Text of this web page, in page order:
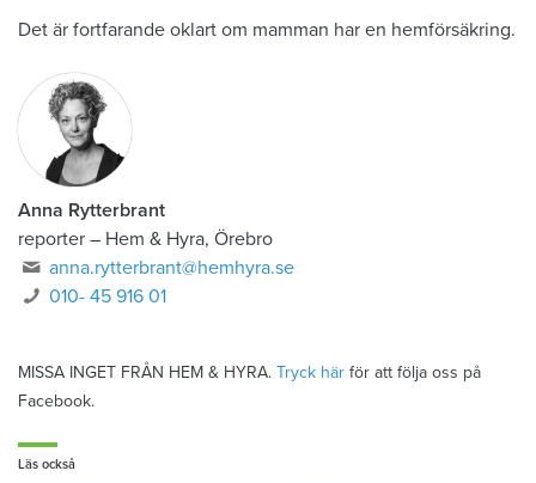
Det är fortfarande oklart om mamman har en hemförsäkring.
Anna Rytterbrant
reporter – Hem & Hyra, Örebro
anna.rytterbrant@hemhyra.se
010- 45 916 01
MISSA INGET FRÅN HEM & HYRA. Tryck här för att följa oss på
Facebook.
Läs också